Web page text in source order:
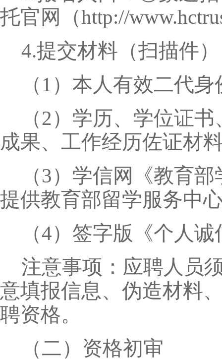
托官网（http://
4.提交材料（扫描件）
（1）本人有效二代
（2）学历、学位证
成果、工作经历佐证材
（3）学信网《教育
提供教育部留学服务中
（4）签字版《个人
注意事项：应聘人员
意填报信息、伪造材料
聘资格。
（二）资格初审